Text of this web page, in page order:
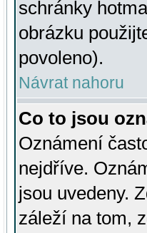
schránky
obrázku
povoleno).
Návrat nahoru
Co to jsou
Oznámení
nejdříve.
jsou uvedeny.
záleží na tom,